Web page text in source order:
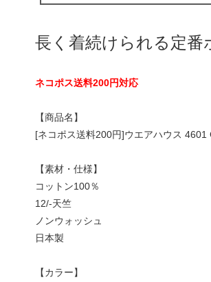
長く着続けられる定
ネコポス送料200円対応
【商品名】
[ネコポス送料200円]ウエアハウス
【素材・仕様】
コットン100％
12/-天竺
ノンウォッシュ
日本製
【カラー】